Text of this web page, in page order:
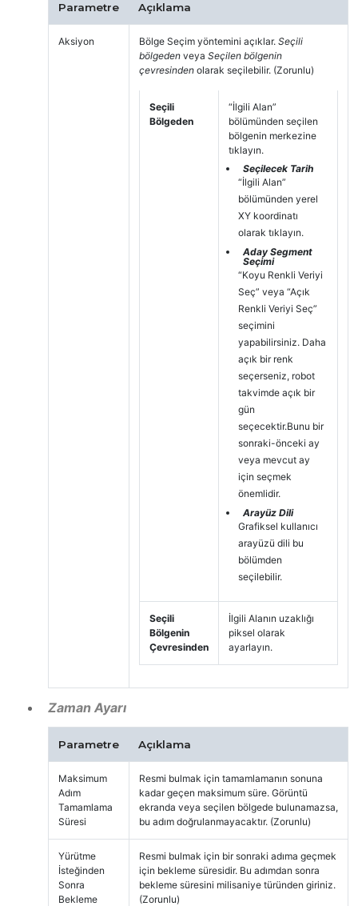
Parametre Açıklama
Aksiyon Bölge Seçim yöntemini açıklar. Seçili
bölgeden veya Seçilen bölgenin
çevresinden olarak seçilebilir. (Zorunlu)
Seçili
Bölgeden
“İlgili Alan”
bölümünden seçilen
bölgenin merkezine
tıklayın.
Seçilecek Tarih
“İlgili Alan”
bölümünden yerel
XY koordinatı
olarak tıklayın.
Aday Segment
Seçimi
“Koyu Renkli Veriyi
Seç” veya “Açık
Renkli Veriyi Seç”
seçimini
yapabilirsiniz. Daha
açık bir renk
seçerseniz, robot
takvimde açık bir
gün
seçecektir.Bunu bir
sonraki-önceki ay
veya mevcut ay
için seçmek
önemlidir.
Arayüz Dili
Grafiksel kullanıcı
arayüzü dili bu
bölümden
seçilebilir.
Seçili
Bölgenin
Çevresinden
İlgili Alanın uzaklığı
piksel olarak
ayarlayın.
Zaman Ayarı
Parametre Açıklama
Maksimum
Adım
Tamamlama
Süresi
Resmi bulmak için tamamlamanın sonuna
kadar geçen maksimum süre. Görüntü
ekranda veya seçilen bölgede bulunamazsa,
bu adım doğrulanmayacaktır. (Zorunlu)
Yürütme
İsteğinden
Sonra
Bekleme
Resmi bulmak için bir sonraki adıma geçmek
için bekleme süresidir. Bu adımdan sonra
bekleme süresini milisaniye türünden giriniz.
(Zorunlu)